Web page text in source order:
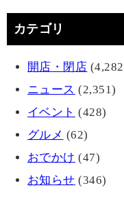
カテゴリ
開店・閉店
ニュース (2,351)
イベント (428)
グルメ (62)
おでかけ (47)
お知らせ (346)